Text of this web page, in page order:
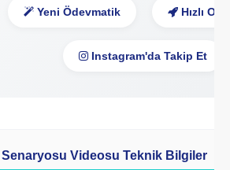
Yeni Ödevmatik Hızlı
Instagram'da Takip Et
Senaryosu Videosu Teknik Bilgiler